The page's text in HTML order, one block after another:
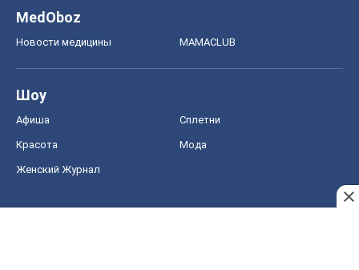
MedOboz
Новости медицины MAMACLUB
Шоу
Афиша Сплетни
Красота Мода
Женский Журнал